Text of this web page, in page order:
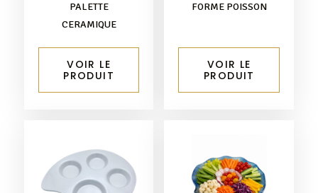
PALETTE
CERAMIQUE
VOIR LE
PRODUIT
FORME POISSON
VOIR LE
PRODUIT